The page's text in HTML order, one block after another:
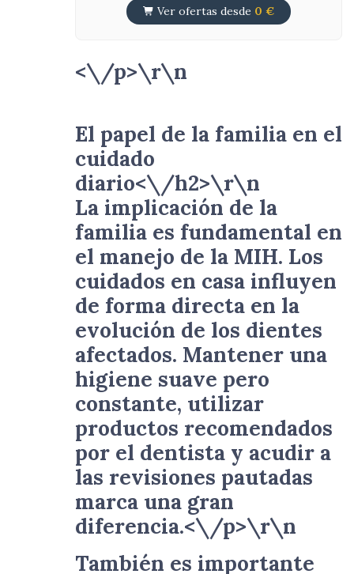
Ver ofertas desde 0 €
<\/p>\r\n
El papel de la familia en el
cuidado
diario<\/h2>\r\n
La implicación de la
familia es fundamental en
el manejo de la MIH. Los
cuidados en casa influyen
de forma directa en la
evolución de los dientes
afectados. Mantener una
higiene suave pero
constante, utilizar
productos recomendados
por el dentista y acudir a
las revisiones pautadas
marca una gran
diferencia.<\/p>\r\n
También es importante